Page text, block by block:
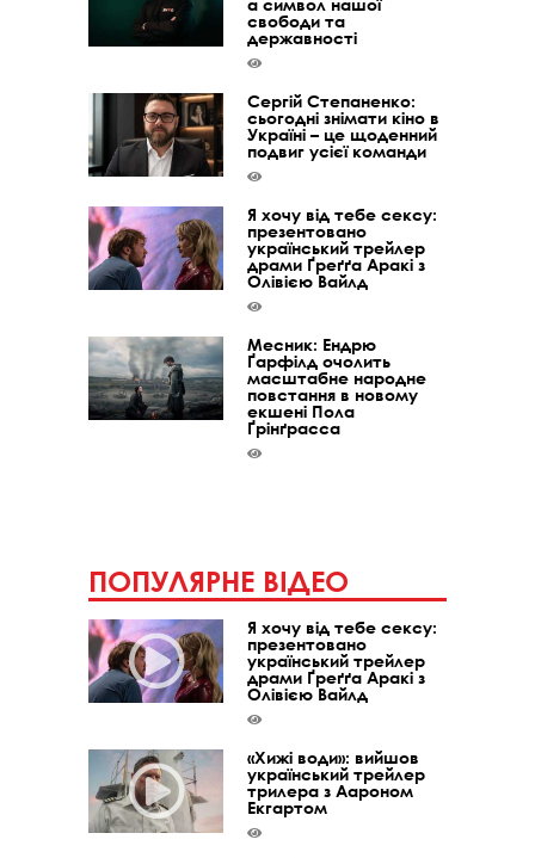
а символ нашої
свободи та
державності
Сергій Степаненко:
сьогодні знімати кіно в
Україні – це щоденний
подвиг усієї команди
Я хочу від тебе сексу:
презентовано
український трейлер
драми Ґреґґа Аракі з
Олівією Вайлд
Месник: Ендрю
Ґарфілд очолить
масштабне народне
повстання в новому
екшені Пола
Ґрінґрасса
ПОПУЛЯРНЕ ВІДЕО
Я хочу від тебе сексу:
презентовано
український трейлер
драми Ґреґґа Аракі з
Олівією Вайлд
«Хижі води»: вийшов
український трейлер
трилера з Аароном
Екгартом